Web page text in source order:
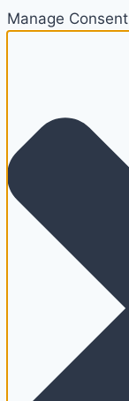
Manage Consent